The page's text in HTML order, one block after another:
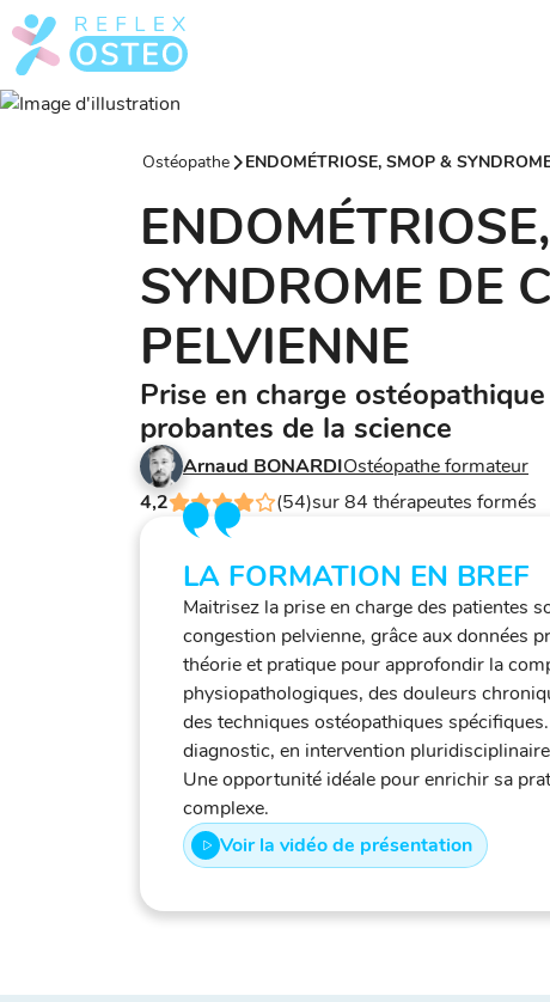
Ostéopathe ENDOMÉTRIOSE, SMOP &
SYNDROME DE
PELVIENNE
Prise en charge
probantes de la science
Arnaud BONARDIOstéopathe formateur
4,2
(54)sur 84 thérapeutes formés
LA FORMATION EN BREF
Maitrisez la prise en charge des patientes
congestion pelvienne, grâce aux données
théorie et pratique pour approfondir la
physiopathologiques, des douleurs
des techniques ostéopathiques
diagnostic, en intervention
Une opportunité idéale pour enrichir sa
complexe.
Voir la vidéo de présentation